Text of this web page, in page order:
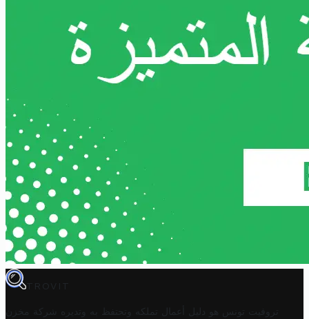
TROVIT
تروفيت تونس هو دليل أعمال تملكه وتحتفظ به وتديره
شركة مخزن